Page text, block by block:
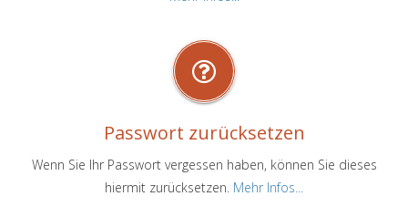
Passwort zurücksetzen
Wenn Sie Ihr Passwort vergessen haben, können Sie dieses
hiermit zurücksetzen. Mehr Infos...